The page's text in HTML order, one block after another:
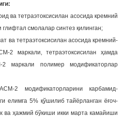
ва тетраэтоксисилан асосида кремний
смолалар синтез қилинган;
ва тетраэтоксисилан асосида кремний-
2 маркали, тетраэтоксисилан ҳамда
маркали полимер модификаторлар
2 модификаторларини карбамид-
елимга 5% қўшилиб тайёрланган ёғоч-
ва ҳажмий бўкиши икки марта камайиши